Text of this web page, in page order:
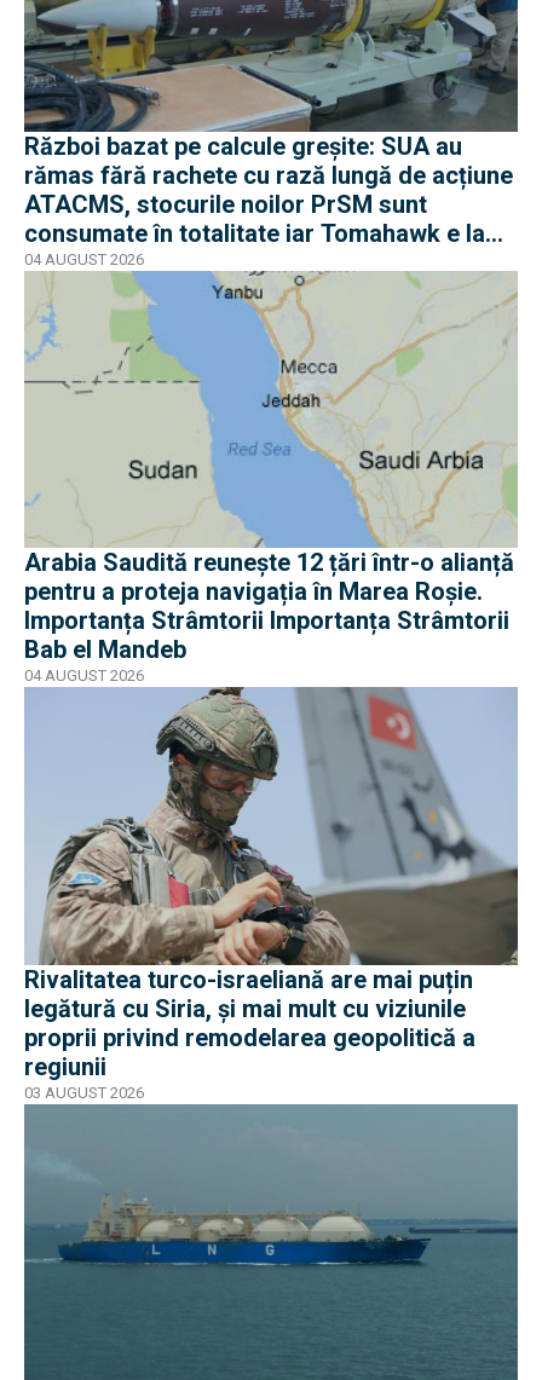
Război bazat pe calcule greșite: SUA au
rămas fără rachete cu rază lungă de acțiune
ATACMS, stocurile noilor PrSM sunt
consumate în totalitate iar Tomahawk e la
jumătate
04 AUGUST 2026
Arabia Saudită reunește 12 țări într-o alianță
pentru a proteja navigația în Marea Roșie.
Importanța Strâmtorii Importanța Strâmtorii
Bab el Mandeb
04 AUGUST 2026
Rivalitatea turco-israeliană are mai puțin
legătură cu Siria, și mai mult cu viziunile
proprii privind remodelarea geopolitică a
regiunii
03 AUGUST 2026